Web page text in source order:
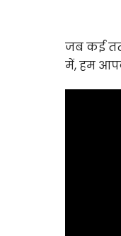
जब कई
में, हम